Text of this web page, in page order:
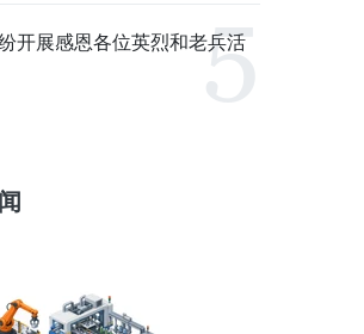
开展感恩各位英烈和老兵活